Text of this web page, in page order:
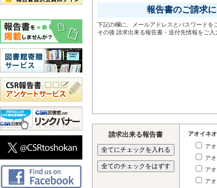
報告書のご請求
下記の欄に、メールアドレスとパスワード
その後 請求出来る報告書・送付先情報をご
請求出来る報告書
アオイネ
ア
ア
ア
ア